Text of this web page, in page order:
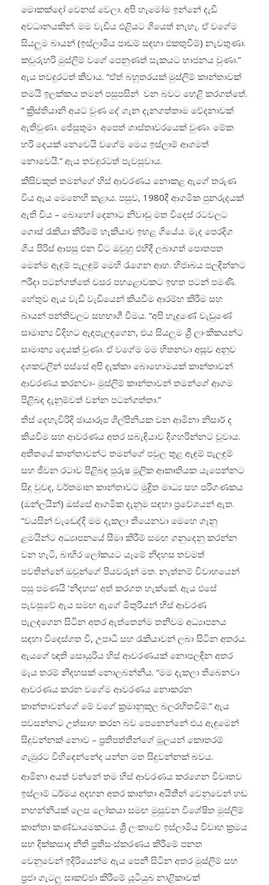
මොකක්දෝ වෙනස් වෙලා. අපි හැමෝම ඉන්නේ දැඩි
අවධානයකින්. මම වැඩිය එළියට ගියෙත් නැහැ. ඒ වගේම
සියලුම බායන් (ඉස්ලාමීය පාඩම් සඳහා එකතුවීම්) නැවතුණා.
කවුරුහරි මුස්ලිම් වගේ පෙනුණත් සැකයට භාජනය වුණා.”
ඇය තවදුරටත් කීවාය. “ඒත් බහුතරයක් මුස්ලිම් කාන්තාවක්
තමයි ඉලක්කය තමන් පසුපසින් වන බවට හෙළි කරගත්තේ.
” ක්‍රිස්තියානි අයට වුණ දේ ගැන දැනගත්තාම වේදනාවක්
ඇතිවුණා. ජේසුතුමා අපෙත් ශාස්තෘවරයෙක් වුණා. මේක
හරි දෙයක් නෙවෙයි වගේම මෙය ඉස්ලාම් ආගමත්
නොවෙයි.” ඇය තවදුරටත් පැවසුවාය.
කිසිවකුත් තමන්ගේ හිස් ආවරණය නොකළ ඇගේ තරුණ
විය ඇය මෙනෙහි කළාය. පසුව, 1980දී ආගමික පුනරුදයක්
ඇති විය – බොහෝ දෙනාට නිවාඩු මත විදෙස් රටවලට
ගොස් රැකියා කිරීමේ හැකියාව ඉහළ ගියේය. මැද පෙරදිග
ගිය පිරිස් ආපසු එන විට ඔවුහු එහිදී ලබාගත් පොතපත
මෙන්ම ඇඳුම් පැලඳුම් මෙහි රැගෙන ආහ. හිජාබය පලඳින්නට
ෆරීදා පටන්ගත්තේ වසර පහළොවකට ඉහත පටන් පමණි.
හේතුව ඇය වැඩි වැඩියෙන් කියවීම ආරම්භ කිරීම සහ
බායන් පන්තිවලට සහභාගී වීමය. “අපි හැදුණේ වැඩුණේ
සාමාන්‍ය විදිහට ඇඳපැලඳගෙන, එය සියලුම ශ්‍රී ලාංකිකයන්ට
සාමාන්‍ය දෙයක් වුණා. ඒ වගේම මම හිතනවා අසූව අනූව
දශකවලින් පස්සේ අපි දැක්කා බොහොමයක් කාන්තාවන්
ආවරණය කරනවා- මුස්ලිම් කාන්තාවන් තමන්ගේ ආගම
පිළිබඳ දැනුම්වත්‌ වන්න පටන්ගත්තා.”
තිස් දෙහැවිරිදි ඡායාරූප ශිල්පිනියක වන ආමිනා නිසාර් ද
කියවීම සහ ආවරණය අතර සබැඳියාව දිගහරින්නට වූවාය.
අතීතයේ කාන්තාවන්ට තමන්ගේ පවුල තුළ ඇඳුම් පැලඳුම්
සහ ජීවන රටාව පිළිබඳ පුරුෂ මූලික ආකෘතියක යැපෙන්නට
සිදු වුවද, වර්තමාන කාන්තාවට මුද්‍රිත මාධ්‍ය සහ පරිගණකය
(ඔන්ලයින්) ඔස්සේ ආගමික දැනුම සඳහා ප්‍රවේශයන් ඇත.
“වයසින් වැඩෙද්දි මම දැකලා තියෙනවා මෙහෙ ගෑනු
ළමයින්‌ට අධ්‍යාපනයේ සීමා කිරීම් සමඟ ගනුදෙනු කරන්න
වන හැටි, බාහිර ලෝකයට යෑමේ නිදහස තවමත්
පවතින්නේ ඔවුන්ගේ පියවරුන් මත. නැත්නම් විවාහයෙන්
පසු පමණයි ‘නිදහස’ අත් කරගත හැක්කේ. ඇය එසේ
පැවසුවේ ඇය සමඟ ඇගේ මිතුරියන් හිස් ආවරණ
පැලඳගෙන සිටින අතර ඇත්තෙන්ම තනිවම අධ්‍යාපනය
සඳහා විදෙස්ගත වී, උපාධි සහ රැකියාවන් ලබා සිටින අතරය.
ඇයගේ ඥාති සොයුරිය හිස් ආවරණයක් නොපලඳින අතර
මැය තරම් නිදහසක් නොලබන්නීය. “මම දැකලා තිබෙනවා
ආවරණය කරන වගේම ආවරණය නොකරන
කාන්තාවන්ගේ මේ වගේ ක්‍රමානුකූල බලරහිතවීම්.” ඇය
පවසන්නට උත්සාහ කරන බව පෙනෙන්නේ එය ඇඳුමෙන්
සිදුවන්නක් නොව – ප්‍රතිපත්තීන්ගේ මූලයන් කොතරම්
ගැඹුරට විහිදෙන්නේද යන්න මත සිදුවන්නක් බවය.
ආමිනා අයත් වන්නේ තම හිස් ආවරණය කරගෙන විවෘතව
ඉස්ලාම් ධර්මය අදහන අතර කාන්තා අයිතීන් වෙනුවෙන් හඬ
නඟන්නියක් ලෙස ලෝකයා සමඟ මුසුවන විශේෂිත මුස්ලිම්
කාන්තා කණ්ඩායමකටය. ශ්‍රී ලංකාවේ ඉස්ලාමීය විවාහ ක්‍රමය
සහ දික්කසාද නීති ප්‍රතිසංස්කරණය කිරීමේ පනත
වෙනුවෙන් ඉදිරියෙන්ම ඇය පෙනී සිටින අතර මුස්ලිම් සහ
ප්‍රජා ගැටලු සාකච්ඡා කිරීමේ යූටියුබ නාළිකාවක්